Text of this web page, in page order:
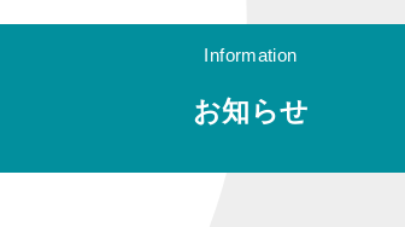
Information
お知らせ